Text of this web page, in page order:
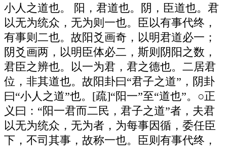
小人之道也。 阳，君道也。阴，臣道也。君
以无为统众，无为则一也。臣以有事代终，
有事则二也。故阳爻画奇，以明君道必一；
阴爻画两，以明臣体必二，斯则阴阳之数，
君臣之辨也。以一为君，君之德也。二居君
位，非其道也。故阳卦曰“君子之道”，阴卦
曰“小人之道”也。[疏]“阳一”至“道也”。○正
义曰：“阳一君而二民，君子之道”者，夫君
以无为统众，无为者，为每事因循，委任臣
下，不司其事，故称一也。臣则有事代终，